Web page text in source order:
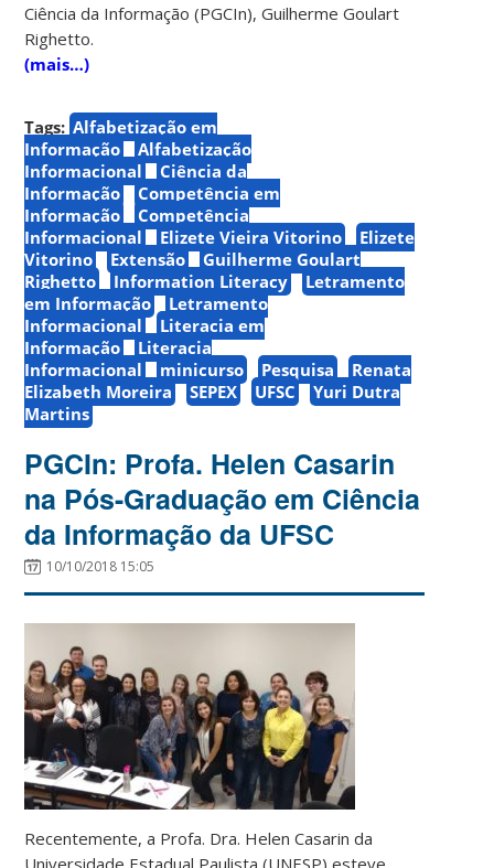
Ciência da Informação (PGCIn), Guilherme Goulart
Righetto.
(mais…)
Tags: Alfabetização em
Informação
Alfabetização
Informacional
Ciência da
Informação
Competência em
Informação
Competência
Informacional
Elizete Vieira Vitorino
Elizete
Vitorino
Extensão
Guilherme Goulart
Righetto
Information Literacy
Letramento
em Informação
Letramento
Informacional
Literacia em
Informação
Literacia
Informacional
minicurso Pesquisa
Renata
Elizabeth Moreira
SEPEX UFSC
Yuri Dutra
Martins
PGCIn: Profa. Helen Casarin
na Pós-Graduação em Ciência
da Informação da UFSC
10/10/2018 15:05
Recentemente, a Profa. Dra. Helen Casarin da
Universidade Estadual Paulista (UNESP) esteve